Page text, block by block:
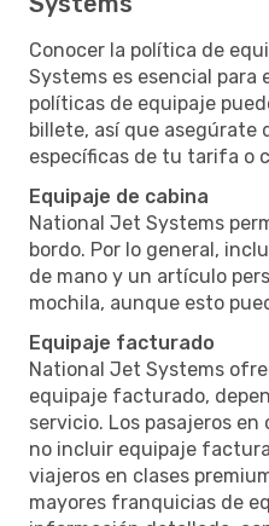
Conocer la política de
Systems es esencial
políticas de equipaje
billete, así que asegúrate
específicas de tu tarifa o
Equipaje de cabina
National Jet Systems
bordo. Por lo general,
de mano y un artículo
mochila, aunque esto
Equipaje facturado
National Jet Systems
equipaje facturado,
servicio. Los pasajeros
no incluir equipaje
viajeros en clases
mayores franquicias de